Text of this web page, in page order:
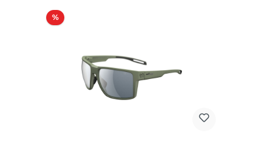
%Rabatt